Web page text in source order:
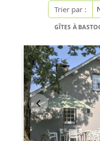
Trier par :
GÎTES À